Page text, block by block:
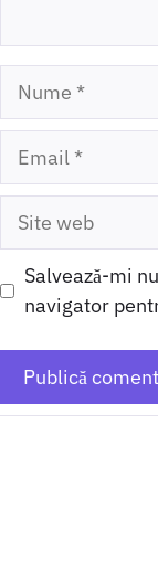
Nume
Email
Site
Salvează-mi
navigator